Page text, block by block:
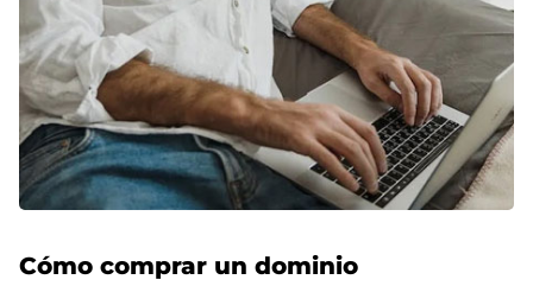
Cómo comprar un dominio